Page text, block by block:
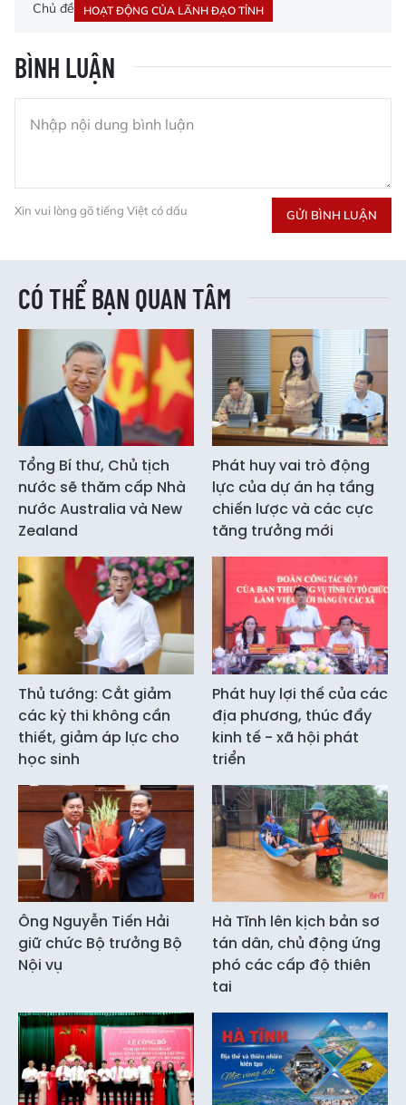
Chủ đề HOẠT ĐỘNG CỦA LÃNH ĐẠO TỈNH
BÌNH LUẬN
Xin vui lòng gõ tiếng Việt có dấu GỬI BÌNH LUẬN
CÓ THỂ BẠN QUAN TÂM
Tổng Bí thư, Chủ tịch
nước sẽ thăm cấp Nhà
nước Australia và New
Zealand
Phát huy vai trò động
lực của dự án hạ tầng
chiến lược và các cực
tăng trưởng mới
Thủ tướng: Cắt giảm
các kỳ thi không cần
thiết, giảm áp lực cho
học sinh
Phát huy lợi thế của các
địa phương, thúc đẩy
kinh tế - xã hội phát
triển
Ông Nguyễn Tiến Hải
giữ chức Bộ trưởng Bộ
Nội vụ
Hà Tĩnh lên kịch bản sơ
tán dân, chủ động ứng
phó các cấp độ thiên
tai